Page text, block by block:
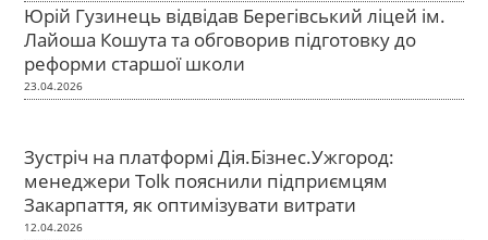
Юрій Гузинець відвідав Берегівський ліцей ім.
Лайоша Кошута та обговорив підготовку до
реформи старшої школи
23.04.2026
Зустріч на платформі Дія.Бізнес.Ужгород:
менеджери Tolk пояснили підприємцям
Закарпаття, як оптимізувати витрати
12.04.2026